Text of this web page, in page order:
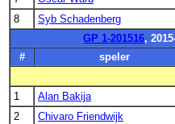
8
Syb Schadenberg
GP 1-201516,
#
speler
1
Alan Bakija
2
Chivaro Friendwijk